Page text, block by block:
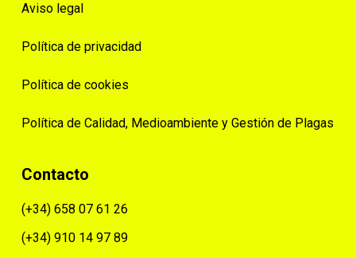
Aviso legal
Política de privacidad
Política de cookies
Política de Calidad, Medioambiente y Gestión de Plagas
Contacto
(+34) 658 07 61 26
(+34) 910 14 97 89